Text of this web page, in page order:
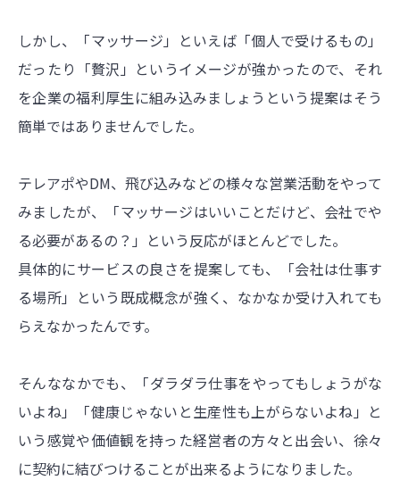
しかし、「マッサージ」といえば「個人で受けるもの」
だったり「贅沢」というイメージが強かったので、それ
を企業の福利厚生に組み込みましょうという提案はそう
簡単ではありませんでした。
テレアポやDM、飛び込みなどの様々な営業活動をやって
みましたが、「マッサージはいいことだけど、会社でや
る必要があるの？」という反応がほとんどでした。
具体的にサービスの良さを提案しても、「会社は仕事す
る場所」という既成概念が強く、なかなか受け入れても
らえなかったんです。
そんななかでも、「ダラダラ仕事をやってもしょうがな
いよね」「健康じゃないと生産性も上がらないよね」と
いう感覚や価値観を持った経営者の方々と出会い、徐々
に契約に結びつけることが出来るようになりました。